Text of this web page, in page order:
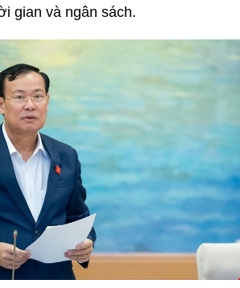
gian và ngân sách.